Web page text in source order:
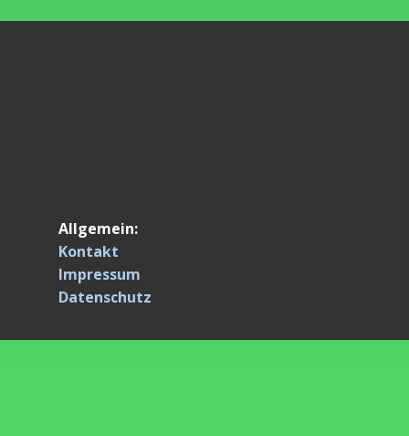
Allgemein:
Kontakt
Impressum
Datenschutz